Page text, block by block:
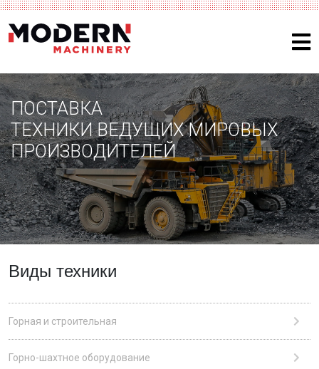
ПОСТАВКА
ТЕХНИКИ ВЕДУЩИХ МИРОВЫХ
ПРОИЗВОДИТЕЛЕЙ
Виды техники
Горная и строительная
Горно-шахтное оборудование